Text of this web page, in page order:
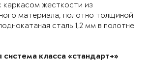
каркасом жесткости из
материала, полотно толщиной
сталь 1,2 мм в полотне
система класса «стандарт+»